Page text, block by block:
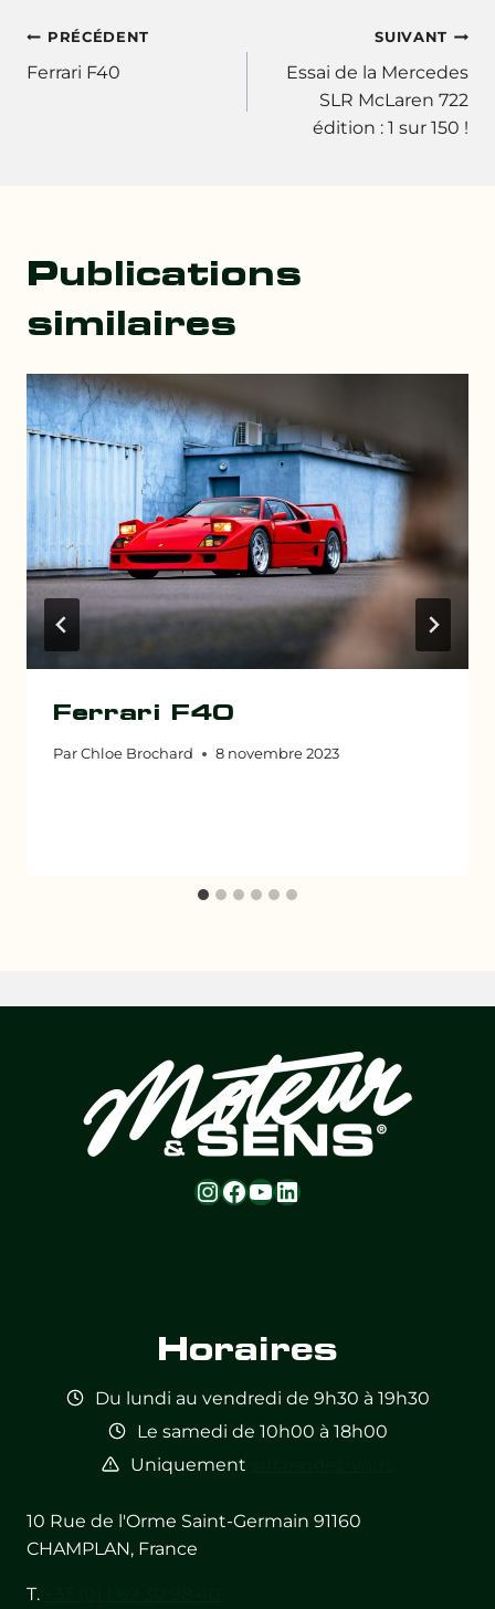
Navigation
PRÉCÉDENT
Ferrari F40
SUIVANT
Essai de la Mercedes
SLR McLaren 722
édition : 1 sur 150 !
Publications
similaires
Ferrari F40
Par Chloe Brochard 8 novembre 2023
Instagram
Facebook
YouTube
LinkedIn
Horaires
Du lundi au vendredi de 9h30 à 19h30
Le samedi de 10h00 à 18h00
Uniquement
10 Rue de l'Orme Saint-Germain 91160
CHAMPLAN, France
T.